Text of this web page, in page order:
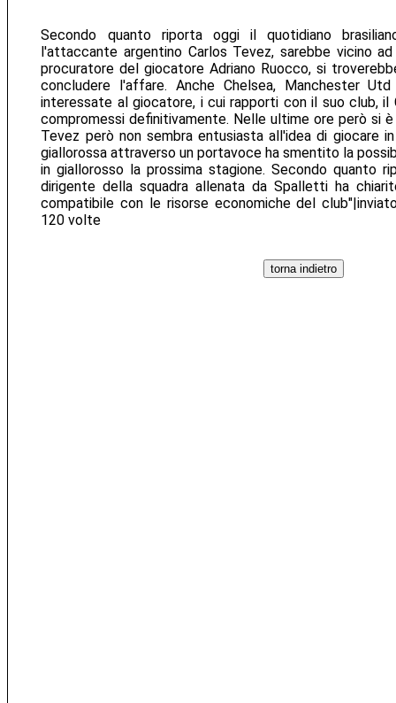
Secondo quanto riporta oggi il quotidiano
l'attaccante argentino Carlos Tevez, sarebbe vicino
procuratore del giocatore Adriano Ruocco, si
concludere l'affare. Anche Chelsea, Manchester
interessate al giocatore, i cui rapporti con il suo club, il
compromessi definitivamente. Nelle ultime ore però si
Tevez però non sembra entusiasta all'idea di giocare
giallorossa attraverso un portavoce ha smentito la
in giallorosso la prossima stagione. Secondo quanto
dirigente della squadra allenata da Spalletti ha
compatibile con le risorse economiche del
120 volte